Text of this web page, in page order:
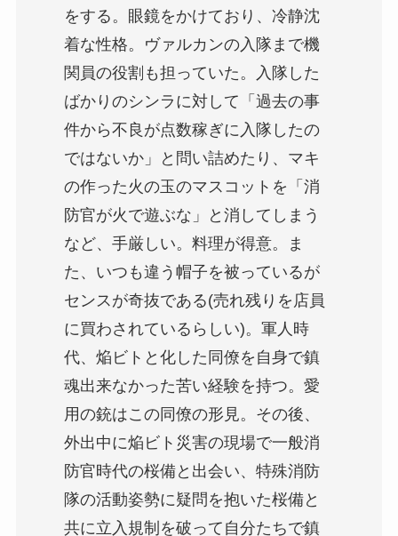
をする。眼鏡をかけており、冷静沈
着な性格。ヴァルカンの入隊まで機
関員の役割も担っていた。入隊した
ばかりのシンラに対して「過去の事
件から不良が点数稼ぎに入隊したの
ではないか」と問い詰めたり、マキ
の作った火の玉のマスコットを「消
防官が火で遊ぶな」と消してしまう
など、手厳しい。料理が得意。ま
た、いつも違う帽子を被っているが
センスが奇抜である(売れ残りを店員
に買わされているらしい)。軍人時
代、焔ビトと化した同僚を自身で鎮
魂出来なかった苦い経験を持つ。愛
用の銃はこの同僚の形見。その後、
外出中に焔ビト災害の現場で一般消
防官時代の桜備と出会い、特殊消防
隊の活動姿勢に疑問を抱いた桜備と
共に立入規制を破って自分たちで鎮